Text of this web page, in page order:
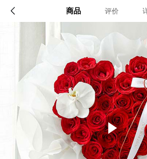
商品 评价
配送说明
确定
店铺信息
该地区暂无配送门店
确定